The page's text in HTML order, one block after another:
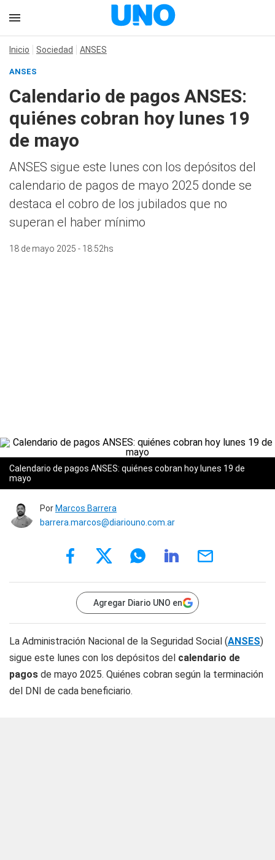
Inicio Sociedad ANSES
ANSES
Calendario de pagos ANSES:
quiénes cobran hoy lunes 19
de mayo
ANSES sigue este lunes con los depósitos del
calendario de pagos de mayo 2025 donde se
destaca el cobro de los jubilados que no
superan el haber mínimo
18 de mayo 2025 - 18:52hs
Calendario de pagos ANSES: quiénes cobran hoy lunes 19 de
mayo
Por Marcos Barrera
barrera.marcos@diariouno.com.ar
Agregar Diario UNO en
La Administración Nacional de la Seguridad Social (ANSES)
sigue este lunes con los depósitos del calendario de
pagos de mayo 2025. Quiénes cobran según la terminación
del DNI de cada beneficiario.